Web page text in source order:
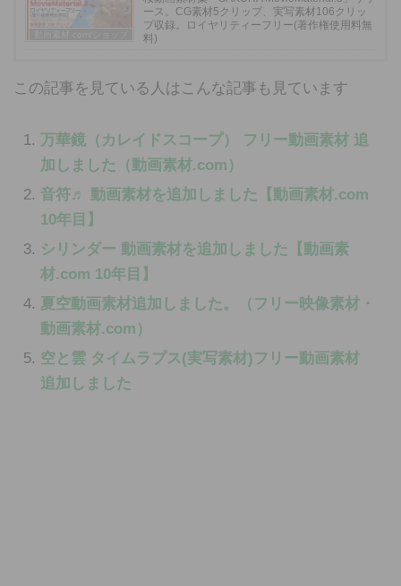
ース。CG素材5クリップ、実写素材106クリッ
プ収録。ロイヤリティーフリー(著作権使用料無
料)
この記事を見ている人はこんな記事も見ています
万華鏡（カレイドスコープ） フリー動画素材 追
加しました（動画素材.com）
音符♬ 動画素材を追加しました【動画素材.com
10年目】
シリンダー 動画素材を追加しました【動画素
材.com 10年目】
夏空動画素材追加しました。（フリー映像素材・
動画素材.com）
空と雲 タイムラプス(実写素材)フリー動画素材
追加しました